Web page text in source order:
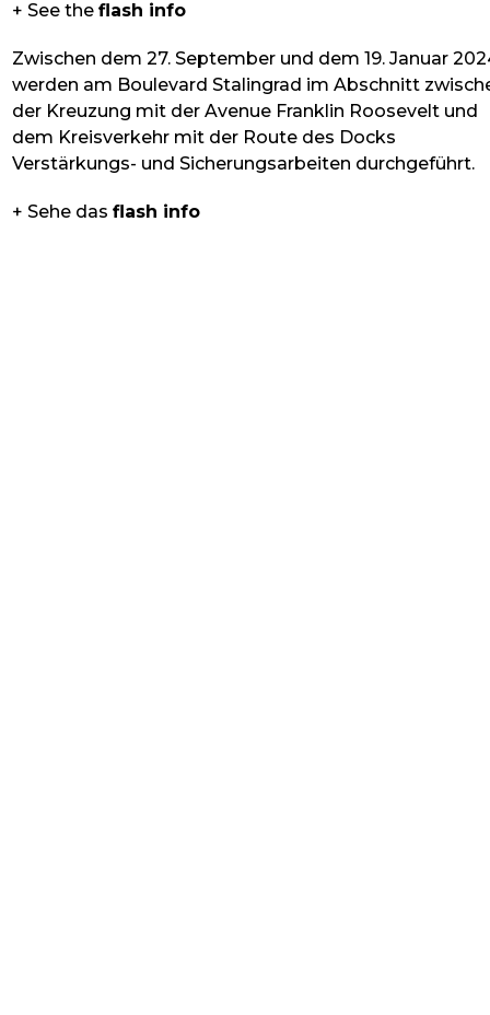
+ See theflash info
Zwischen dem 27. September und dem 19. Januar
werden am Boulevard Stalingrad im Abschnitt
der Kreuzung mit der Avenue Franklin Roosevelt und
dem Kreisverkehr mit der Route des Docks
Verstärkungs- und Sicherungsarbeiten durchgeführt.
+ Sehe dasflash info